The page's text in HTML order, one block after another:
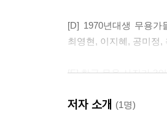
[D] 1970년대생 무용
최영현, 이지혜, 공미정,
[E] 한국 무용 사진가 3
저자 소개 (1명)